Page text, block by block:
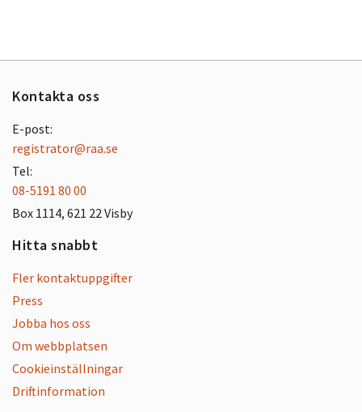
Kontakta oss
E-post:
registrator@raa.se
Tel:
08-5191 80 00
Box 1114, 621 22 Visby
Hitta snabbt
Fler kontaktuppgifter
Press
Jobba hos oss
Om webbplatsen
Cookieinställningar
Driftinformation